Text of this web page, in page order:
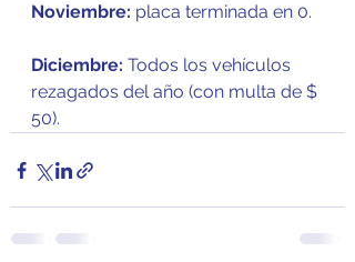
Noviembre: placa terminada en 0.
Diciembre: Todos los vehículos
rezagados del año (con multa de $
50).